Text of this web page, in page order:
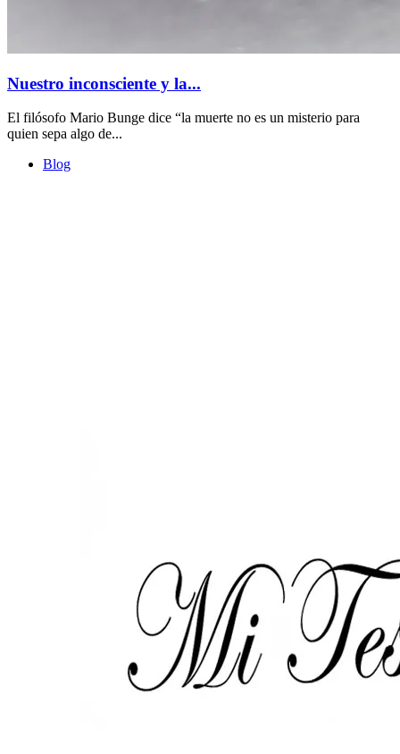
Nuestro inconsciente y la...
El filósofo Mario Bunge dice “la muerte no es un misterio para
quien sepa algo de...
Blog